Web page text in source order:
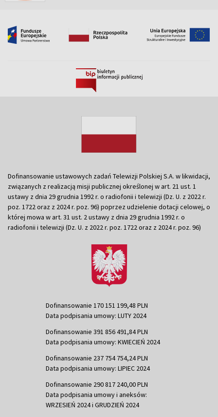
Dofinansowanie ustawowych zadań Telewizji Polskiej S.A. w likwidacji,
związanych z realizacją misji publicznej określonej w art. 21 ust. 1
ustawy z dnia 29 grudnia 1992 r. o radiofonii i telewizji (Dz. U. z 2022 r.
poz. 1722 oraz z 2024 r. poz. 96) poprzez udzielenie dotacji celowej, o
której mowa w art. 31 ust. 2 ustawy z dnia 29 grudnia 1992 r. o
radiofonii i telewizji (Dz. U. z 2022 r. poz. 1722 oraz z 2024 r. poz. 96)
Dofinansowanie 170 151 199,48 PLN
Data podpisania umowy: LUTY 2024
Dofinansowanie 391 856 491,84 PLN
Data podpisania umowy: KWIECIEŃ 2024
Dofinansowanie 237 754 754,24 PLN
Data podpisania umowy: LIPIEC 2024
Dofinansowanie 290 817 240,00 PLN
Data podpisania umowy i aneksów:
WRZESIEŃ 2024 i GRUDZIEŃ 2024